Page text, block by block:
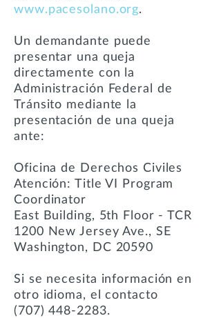
www.pacesolano.org.
Un demandante puede
presentar una queja
directamente con la
Administración Federal de
Tránsito mediante la
presentación de una queja
ante:
Oficina de Derechos Civiles
Atención: Title VI Program
Coordinator
East Building, 5th Floor - TCR
1200 New Jersey Ave., SE
Washington, DC 20590
Si se necesita información en
otro idioma, el contacto
(707) 448-2283.